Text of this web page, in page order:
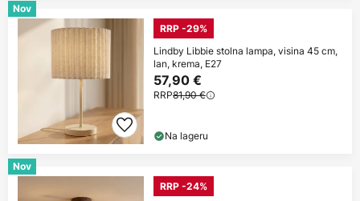
Nov
RRP -29%
Lindby Libbie stolna lampa, visina 45 cm,
lan, krema, E27
57,90 €
RRP81,90 €
Na lageru
Nov
RRP -24%